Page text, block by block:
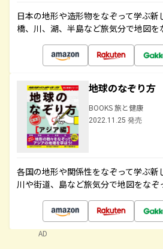
日本の地形や造形物をなぞって学ぶ
橋、川、湖、半島など旅気分で地図を
地球のなぞり
BOOKS 旅と健康
2022.11.25 発売
各国の地形や関係性をなぞって学ぶ新
川や街道、島など旅気分で地図をなぞ
AD